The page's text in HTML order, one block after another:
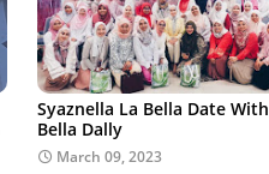
Syaznella La Bella Date With
Bella Dally
March 09, 2023